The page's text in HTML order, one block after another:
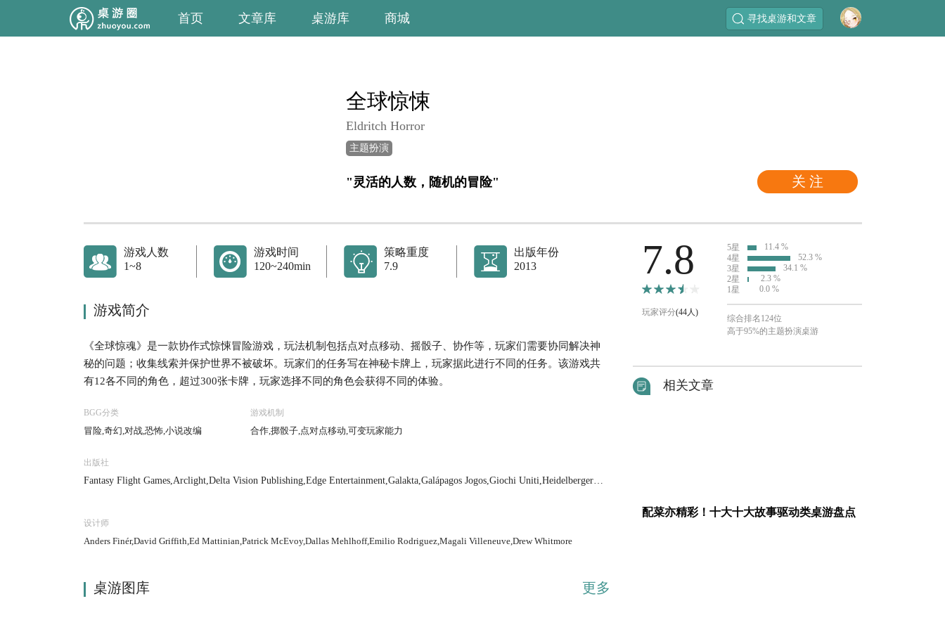
首页 文章库 桌游库 商城 寻找桌游和文章
关 注
全球惊悚
Eldritch Horror
主题扮演
"灵活的人数，随机的冒险"
游戏人数
1~8
游戏时间
120~240min
策略重度
7.9
出版年份
2013
游戏简介
《全球惊魂》是一款协作式惊悚冒险游戏，玩法机制包括点对点移动、摇骰子、协作等，玩家们需要协同解决神
秘的问题；收集线索并保护世界不被破坏。玩家们的任务写在神秘卡牌上，玩家据此进行不同的任务。该游戏共
有12各不同的角色，超过300张卡牌，玩家选择不同的角色会获得不同的体验。
BGG分类
冒险,奇幻,对战,恐怖,小说改编
游戏机制
合作,掷骰子,点对点移动,可变玩家能力
出版社
Fantasy Flight Games,Arclight,Delta Vision Publishing,Edge Entertainment,Galakta,Galápagos Jogos,Giochi Uniti,Heidelberger S
设计师
Anders Finér,David Griffith,Ed Mattinian,Patrick McEvoy,Dallas Mehlhoff,Emilio Rodriguez,Magali Villeneuve,Drew Whitmore
桌游图库 更多
7.8
玩家评分(44人)
5星
11.4 %
4星
52.3 %
3星
34.1 %
2星
2.3 %
1星
0.0 %
综合排名124位
高于95%的主题扮演桌游
相关文章
配菜亦精彩！十大十大故事驱动类桌游盘点